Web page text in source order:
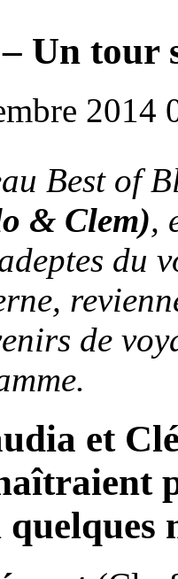
Un tour
2014
Best of
& Clem),
du
de
et